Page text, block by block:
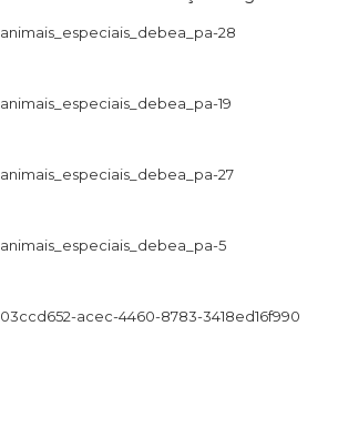
animais_especiais_debea_pa-28
animais_especiais_debea_pa-19
animais_especiais_debea_pa-27
animais_especiais_debea_pa-5
03ccd652-acec-4460-8783-3418ed16f990